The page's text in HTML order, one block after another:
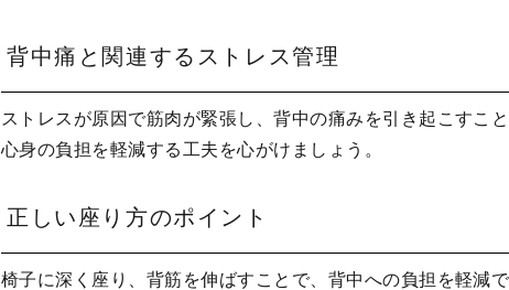
背中痛と関連するストレス管理
ストレスが原因で筋肉が緊張し、背中の痛みを引き起こすこ
心身の負担を軽減する工夫を心がけましょう。
正しい座り方のポイント
椅子に深く座り、背筋を伸ばすことで、背中への負担を軽減